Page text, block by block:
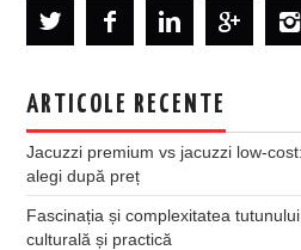
ARTICOLE RECENTE
Jacuzzi premium vs jacuzzi low-
alegi după preț
Fascinația și complexitatea
culturală și practică